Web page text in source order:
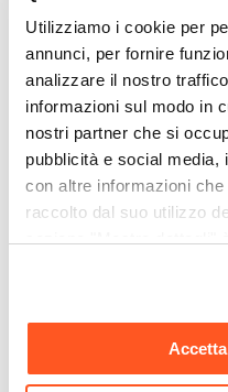
Utilizziamo i cookie per
annunci, per fornire
analizzare il nostro
informazioni sul modo in
nostri partner che si
pubblicità e social media,
con altre informazioni
raccolto dal suo utilizzo
momento. Per maggiori
Verniciatura
Verniciatura a polvere
Impilabile
Si
Assemblato
Si
Cuscino
Incluso
- Reagan
€ 62,00